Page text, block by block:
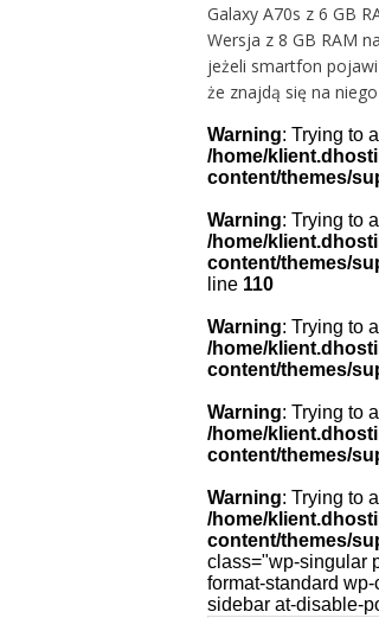
Galaxy A70s z 6 GB
Wersja z 8 GB RAM
jeżeli smartfon
że znajdą się na